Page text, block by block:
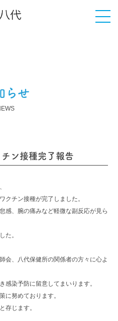
らせ
ン接種完了報告
クチン接種が完了しました。
感、腕の痛みなど軽微な副反応が見ら
た。
会、八代保健所の関係者の方々に心よ
感染予防に留意してまいります。
に努めております。
存じます。